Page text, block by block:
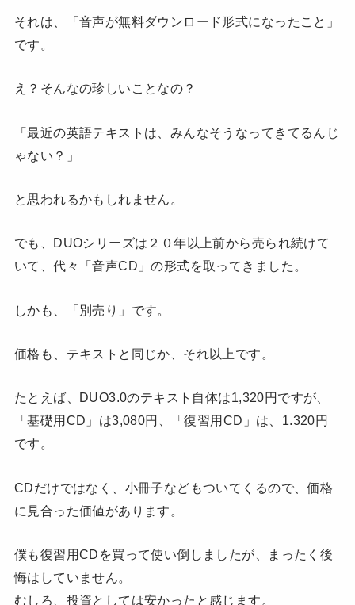
それは、「音声が無料ダウンロード形式になったこと」
です。
え？そんなの珍しいことなの？
「最近の英語テキストは、みんなそうなってきてるんじ
ゃない？」
と思われるかもしれません。
でも、DUOシリーズは２０年以上前から売られ続けて
いて、代々「音声CD」の形式を取ってきました。
しかも、「別売り」です。
価格も、テキストと同じか、それ以上です。
たとえば、DUO3.0のテキスト自体は1,320円ですが、
「基礎用CD」は3,080円、「復習用CD」は、1.320円
です。
CDだけではなく、小冊子などもついてくるので、価格
に見合った価値があります。
僕も復習用CDを買って使い倒しましたが、まったく後
悔はしていません。
むしろ、投資としては安かったと感じます。